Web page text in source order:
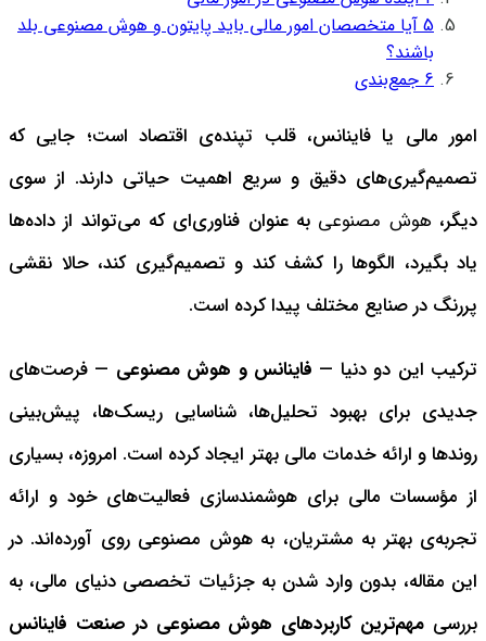
5 آیا متخصصان امور مالی باید پایتون و هوش مصنوعی بلد
باشند؟
6 جمع‌بندی
امور مالی یا فاینانس، قلب تپنده‌ی اقتصاد است؛ جایی که
تصمیم‌گیری‌های دقیق و سریع اهمیت حیاتی دارند. از سوی
دیگر، هوش مصنوعی به عنوان فناوری‌ای که می‌تواند از داده‌ها
یاد بگیرد، الگوها را کشف کند و تصمیم‌گیری کند، حالا نقشی
پررنگ در صنایع مختلف پیدا کرده است.
ترکیب این دو دنیا — فاینانس و هوش مصنوعی — فرصت‌های
جدیدی برای بهبود تحلیل‌ها، شناسایی ریسک‌ها، پیش‌بینی
روندها و ارائه خدمات مالی بهتر ایجاد کرده است. امروزه، بسیاری
از مؤسسات مالی برای هوشمندسازی فعالیت‌های خود و ارائه
تجربه‌ی بهتر به مشتریان، به هوش مصنوعی روی آورده‌اند. در
این مقاله، بدون وارد شدن به جزئیات تخصصی دنیای مالی، به
بررسی مهم‌ترین کاربردهای هوش مصنوعی در صنعت فاینانس